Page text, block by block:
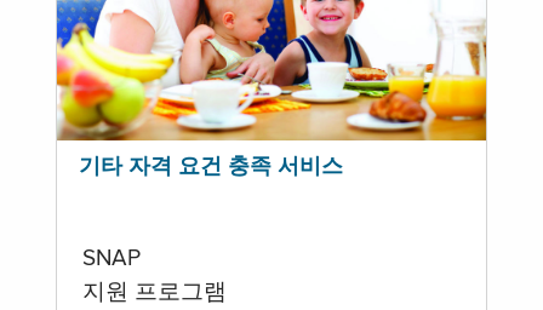
기타 자격 요건 충족 서비스
SNAP
지원 프로그램